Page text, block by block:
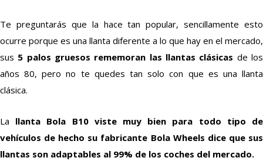
Te preguntarás que la hace tan popular, sencillamente esto
ocurre porque es una llanta diferente a lo que hay en el mercado,
sus 5 palos gruesos rememoran las llantas clásicas de los
años 80, pero no te quedes tan solo con que es una llanta
clásica.
La llanta Bola B10 viste muy bien para todo tipo de
vehículos de hecho su fabricante Bola Wheels dice que sus
llantas son adaptables al 99% de los coches del mercado.